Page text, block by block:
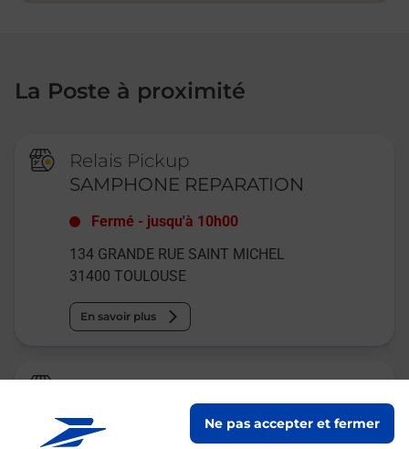
Ne pas accepter et fermer
La Poste à proximité
Relais Pickup
SAMPHONE REPARATION
Fermé - jusqu'à 10h00
134 GRANDE RUE SAINT MICHEL
31400 TOULOUSE
En savoir plus
Relais Pickup
BOUCHERIE EL NOUR